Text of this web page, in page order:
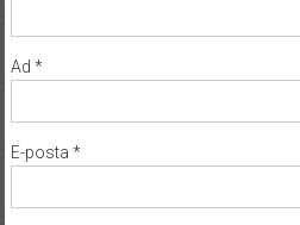
Ad *
E-posta *